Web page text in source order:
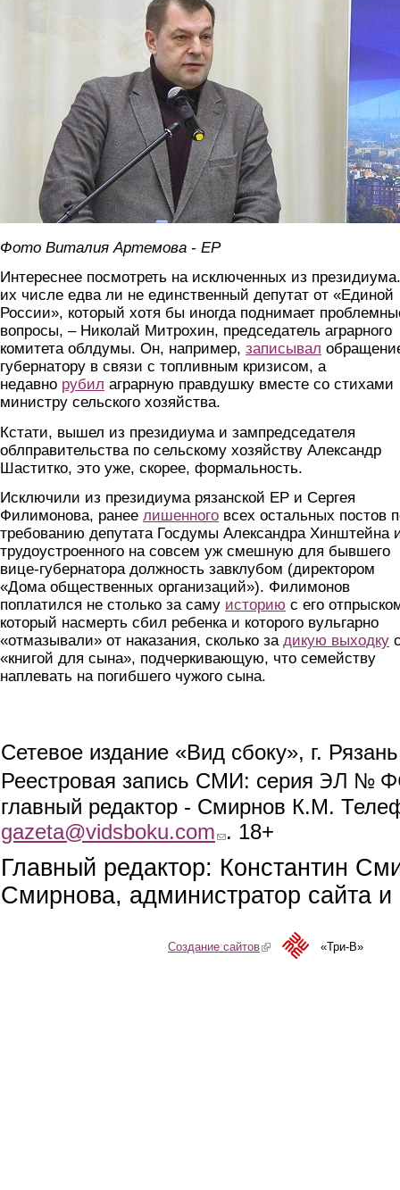
Фото Виталия Артемова - ЕР
Интереснее посмотреть на исключенных из
их числе едва ли не единственный депутат от «Единой
России», который хотя бы иногда поднимает
вопросы, – Николай Митрохин, председатель аграрного
комитета облдумы. Он, например, записывал
губернатору в связи с топливным кризисом, а
недавно рубил аграрную правдушку вместе со стихами
министру сельского хозяйства.
Кстати, вышел из президиума и зампредседателя
облправительства по сельскому хозяйству Александр
Шаститко, это уже, скорее, формальность.
Исключили из президиума рязанской ЕР и Сергея
Филимонова, ранее лишенного всех остальных постов
требованию депутата Госдумы Александра Хинштейна
трудоустроенного на совсем уж смешную для бывшего
вице-губернатора должность завклубом (директором
«Дома общественных организаций»). Филимонов
поплатился не столько за саму историю с его
который насмерть сбил ребенка и которого вульгарно
«отмазывали» от наказания, сколько за дикую выходку
«книгой для сына», подчеркивающую, что семейству
наплевать на погибшего чужого сына.
Сетевое издание «Вид сбоку», г.
Реестровая запись СМИ: серия ЭЛ №
главный редактор - Смирнов К.М.
gazeta@vidsboku.com (link sends e-mail)
. 18+
Главный редактор: Константин
Смирнова, администратор сайта
Создание сайтов(link is external)«Три-В»